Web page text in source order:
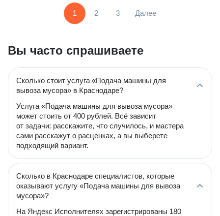
1 2 3 Далее
Вы часто спрашиваете
Сколько стоит услуга «Подача машины для
вывоза мусора» в Краснодаре?
Услуга «Подача машины для вывоза мусора»
может стоить от 400 рублей. Всё зависит
от задачи: расскажите, что случилось, и мастера
сами расскажут о расценках, а вы выберете
подходящий вариант.
Сколько в Краснодаре специалистов, которые
оказывают услугу «Подача машины для вывоза
мусора»?
На Яндекс Исполнителях зарегистрированы 180